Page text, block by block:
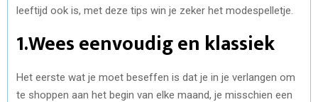
leeftijd ook is, met deze tips win je zeker het modespelletje.
1.Wees eenvoudig en klassiek
Het eerste wat je moet beseffen is dat je in je verlangen om
te shoppen aan het begin van elke maand, je misschien een